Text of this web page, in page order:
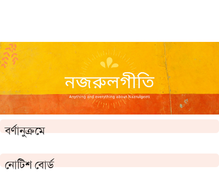
বর্ণানুক্রমে
নোটিশ বোর্ড